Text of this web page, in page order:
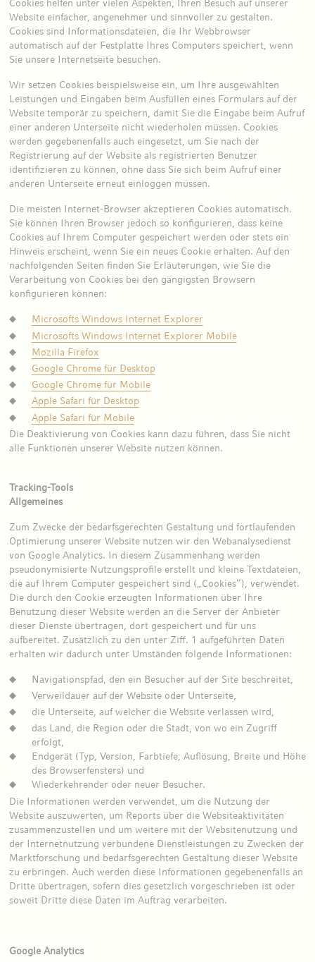
Cookies helfen unter vielen Aspekten, Ihren Besuch auf unserer
Website einfacher, angenehmer und sinnvoller zu gestalten.
Cookies sind Informationsdateien, die Ihr Webbrowser
automatisch auf der Festplatte Ihres Computers speichert, wenn
Sie unsere Internetseite besuchen.
Wir setzen Cookies beispielsweise ein, um Ihre ausgewählten
Leistungen und Eingaben beim Ausfüllen eines Formulars auf der
Website temporär zu speichern, damit Sie die Eingabe beim Aufruf
einer anderen Unterseite nicht wiederholen müssen. Cookies
werden gegebenenfalls auch eingesetzt, um Sie nach der
Registrierung auf der Website als registrierten Benutzer
identifizieren zu können, ohne dass Sie sich beim Aufruf einer
anderen Unterseite erneut einloggen müssen.
Die meisten Internet-Browser akzeptieren Cookies automatisch.
Sie können Ihren Browser jedoch so konfigurieren, dass keine
Cookies auf Ihrem Computer gespeichert werden oder stets ein
Hinweis erscheint, wenn Sie ein neues Cookie erhalten. Auf den
nachfolgenden Seiten finden Sie Erläuterungen, wie Sie die
Verarbeitung von Cookies bei den gängigsten Browsern
konfigurieren können:
Microsofts Windows Internet Explorer
Microsofts Windows Internet Explorer Mobile
Mozilla Firefox
Google Chrome für Desktop
Google Chrome für Mobile
Apple Safari für Desktop
Apple Safari für Mobile
Die Deaktivierung von Cookies kann dazu führen, dass Sie nicht
alle Funktionen unserer Website nutzen können.
Tracking-Tools
Allgemeines
Zum Zwecke der bedarfsgerechten Gestaltung und fortlaufenden
Optimierung unserer Website nutzen wir den Webanalysedienst
von Google Analytics. In diesem Zusammenhang werden
pseudonymisierte Nutzungsprofile erstellt und kleine Textdateien,
die auf Ihrem Computer gespeichert sind („Cookies“), verwendet.
Die durch den Cookie erzeugten Informationen über Ihre
Benutzung dieser Website werden an die Server der Anbieter
dieser Dienste übertragen, dort gespeichert und für uns
aufbereitet. Zusätzlich zu den unter Ziff. 1 aufgeführten Daten
erhalten wir dadurch unter Umständen folgende Informationen:
Navigationspfad, den ein Besucher auf der Site beschreitet,
Verweildauer auf der Website oder Unterseite,
die Unterseite, auf welcher die Website verlassen wird,
das Land, die Region oder die Stadt, von wo ein Zugriff
erfolgt,
Endgerät (Typ, Version, Farbtiefe, Auflösung, Breite und Höhe
des Browserfensters) und
Wiederkehrender oder neuer Besucher.
Die Informationen werden verwendet, um die Nutzung der
Website auszuwerten, um Reports über die Websiteaktivitäten
zusammenzustellen und um weitere mit der Websitenutzung und
der Internetnutzung verbundene Dienstleistungen zu Zwecken der
Marktforschung und bedarfsgerechten Gestaltung dieser Website
zu erbringen. Auch werden diese Informationen gegebenenfalls an
Dritte übertragen, sofern dies gesetzlich vorgeschrieben ist oder
soweit Dritte diese Daten im Auftrag verarbeiten.
Google Analytics